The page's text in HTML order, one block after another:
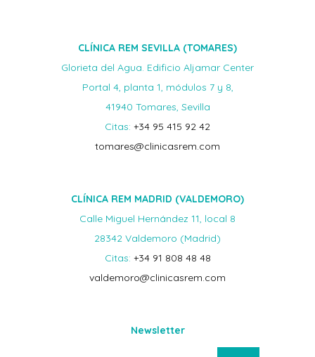
CLÍNICA REM SEVILLA (TOMARES)
Glorieta del Agua. Edificio Aljamar Center
Portal 4, planta 1, módulos 7 y 8,
41940 Tomares, Sevilla
Citas: +34 95 415 92 42
tomares@clinicasrem.com
CLÍNICA REM MADRID (VALDEMORO)
Calle Miguel Hernández 11, local 8
28342 Valdemoro (Madrid)
Citas: +34 91 808 48 48
valdemoro@clinicasrem.com
Newsletter